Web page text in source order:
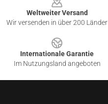
Weltweiter Versand
Wir versenden in über 200 Länder
Internationale Garantie
Im Nutzungsland angeboten